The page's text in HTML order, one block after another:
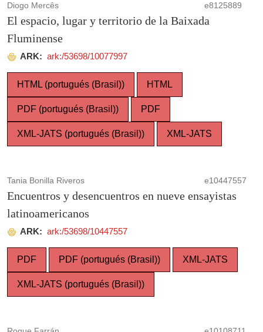
Diogo Mercês e8125889
El espacio, lugar y territorio de la Baixada
Fluminense
ARK: ark:/53698/10077997
HTML (portugués (Brasil)) HTML
PDF (portugués (Brasil)) PDF
XML-JATS (portugués (Brasil)) XML-JATS
Tania Bonilla Riveros e10447557
Encuentros y desencuentros en nueve ensayistas
latinoamericanos
ARK: ark:/53698/10447557
PDF PDF (portugués (Brasil)) XML-JATS
XML-JATS (portugués (Brasil))